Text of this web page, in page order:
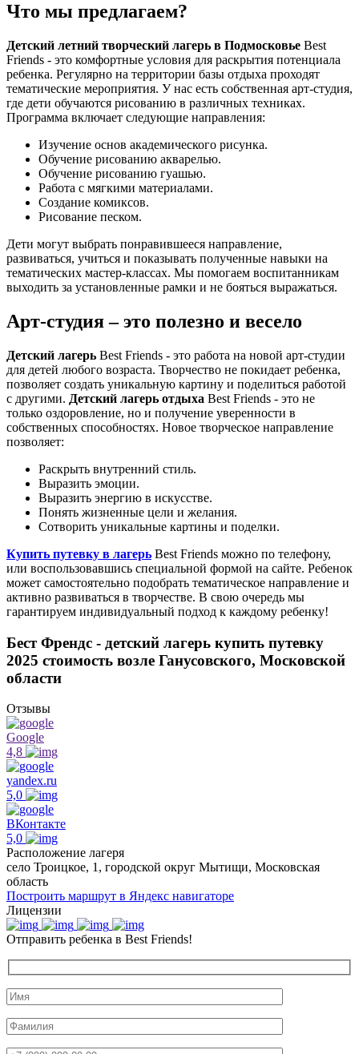
Что мы предлагаем?
Детский летний творческий лагерь в Подмосковье Best
Friends - это комфортные условия для раскрытия потенциала
ребенка. Регулярно на территории базы отдыха проходят
тематические мероприятия. У нас есть собственная арт-студия,
где дети обучаются рисованию в различных техниках.
Программа включает следующие направления:
Изучение основ академического рисунка.
Обучение рисованию акварелью.
Обучение рисованию гуашью.
Работа с мягкими материалами.
Создание комиксов.
Рисование песком.
Дети могут выбрать понравившееся направление,
развиваться, учиться и показывать полученные навыки на
тематических мастер-классах. Мы помогаем воспитанникам
выходить за установленные рамки и не бояться выражаться.
Арт-студия – это полезно и весело
Детский лагерь Best Friends - это работа на новой арт-студии
для детей любого возраста. Творчество не покидает ребенка,
позволяет создать уникальную картину и поделиться работой
с другими. Детский лагерь отдыха Best Friends - это не
только оздоровление, но и получение уверенности в
собственных способностях. Новое творческое направление
позволяет:
Раскрыть внутренний стиль.
Выразить эмоции.
Выразить энергию в искусстве.
Понять жизненные цели и желания.
Сотворить уникальные картины и поделки.
Купить путевку в лагерь Best Friends можно по телефону,
или воспользовавшись специальной формой на сайте. Ребенок
может самостоятельно подобрать тематическое направление и
активно развиваться в творчестве. В свою очередь мы
гарантируем индивидуальный подход к каждому ребенку!
Бест Френдс - детский лагерь купить путевку
2025 стоимость возле Ганусовского, Московской
области
Отзывы
Google
4,8
yandex.ru
5,0
ВКонтакте
5,0
Расположение лагеря
село Троицкое, 1, городской округ Мытищи, Московская
область
Построить маршрут в Яндекс навигаторе
Лицензии
Отправить ребенка в Best Friends!